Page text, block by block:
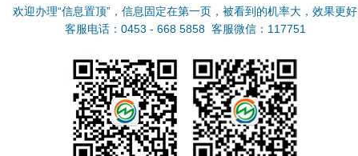
欢迎办理“信息置顶”，信息固定在第一页，被看到的机率大，效果更好
客服电话：0453 - 668 5858 客服微信：117751